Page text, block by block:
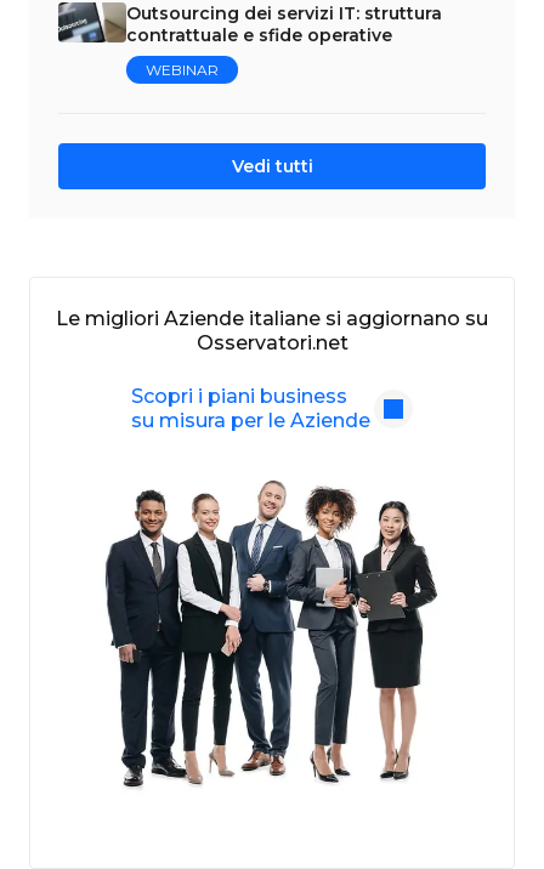
Outsourcing dei servizi IT: struttura
contrattuale e sfide operative
WEBINAR
Vedi tutti
Le migliori Aziende italiane si aggiornano su
Osservatori.net
Scopri i piani business
su misura per le Aziende